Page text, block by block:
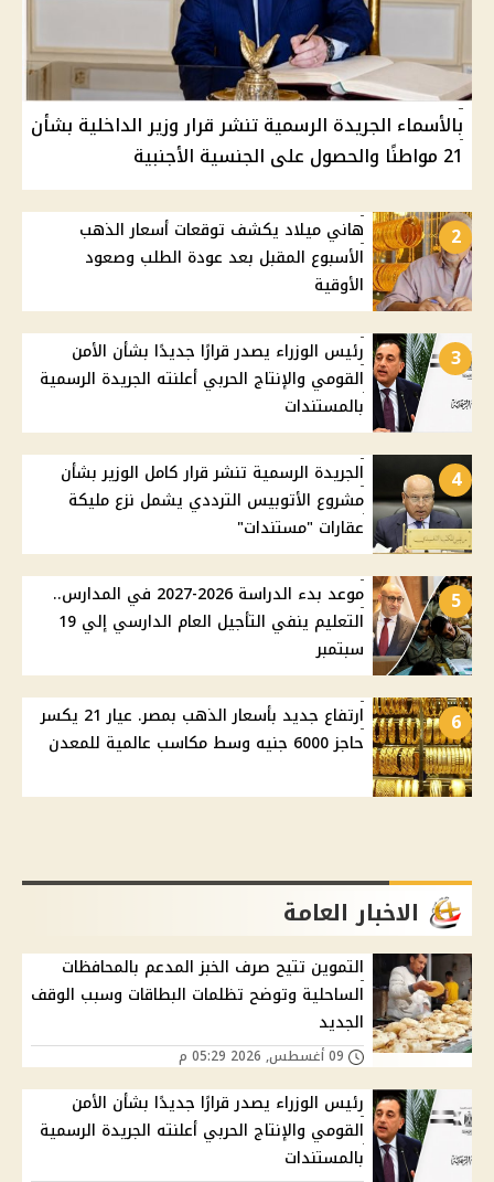
بالأسماء الجريدة الرسمية تنشر قرار وزير الداخلية بشأن
21 مواطنًا والحصول على الجنسية الأجنبية
2
هاني ميلاد يكشف توقعات أسعار الذهب
الأسبوع المقبل بعد عودة الطلب وصعود
الأوقية
3
رئيس الوزراء يصدر قرارًا جديدًا بشأن الأمن
القومي والإنتاج الحربي أعلنته الجريدة الرسمية
بالمستندات
4
الجريدة الرسمية تنشر قرار كامل الوزير بشأن
مشروع الأتوبيس الترددي يشمل نزع مليكة
عقارات "مستندات"
5
موعد بدء الدراسة 2026-2027 في المدارس..
التعليم ينفي التأجيل العام الدارسي إلي 19
سبتمبر
6
ارتفاع جديد بأسعار الذهب بمصر. عيار 21 يكسر
حاجز 6000 جنيه وسط مكاسب عالمية للمعدن
الاخبار العامة
التموين تتيح صرف الخبز المدعم بالمحافظات
الساحلية وتوضح تظلمات البطاقات وسبب الوقف
الجديد
رئيس الوزراء يصدر قرارًا جديدًا بشأن الأمن
القومي والإنتاج الحربي أعلنته الجريدة الرسمية
بالمستندات